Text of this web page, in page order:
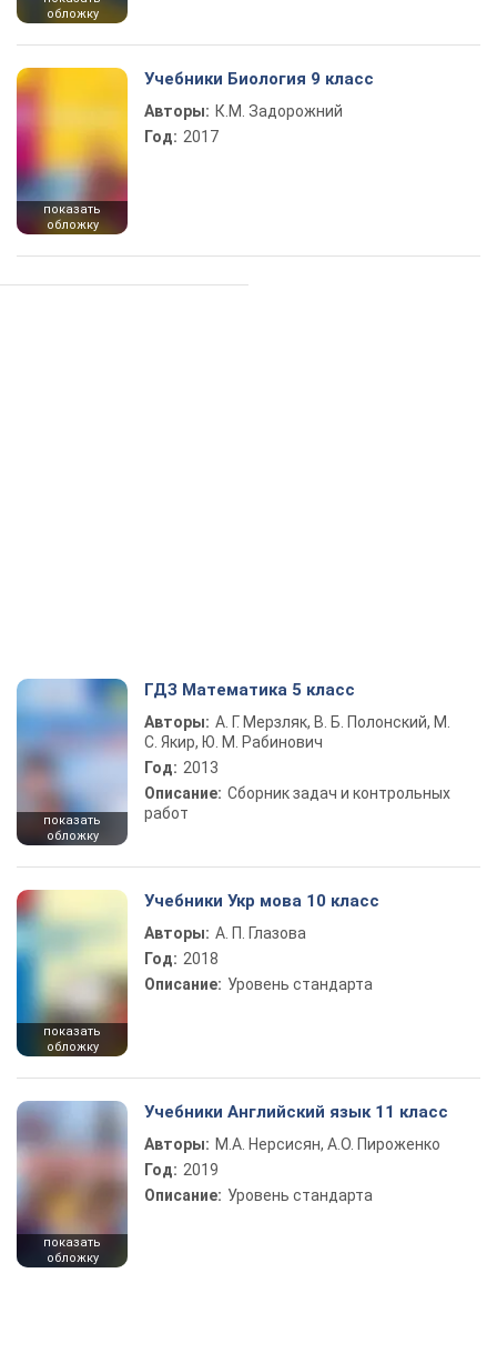
обложку
показать
обложку
Учебники Биология 9 класс
Авторы: К.М. Задорожний
Год: 2017
показать
обложку
ГДЗ Математика 5 класс
Авторы: А. Г. Мерзляк, В. Б. Полонский, М.
С. Якир, Ю. М. Рабинович
Год: 2013
Описание: Сборник задач и контрольных
работ
показать
обложку
Учебники Укр мова 10 класс
Авторы: А. П. Глазова
Год: 2018
Описание: Уровень стандарта
показать
обложку
Учебники Английский язык 11 класс
Авторы: М.А. Нерсисян, А.О. Пироженко
Год: 2019
Описание: Уровень стандарта